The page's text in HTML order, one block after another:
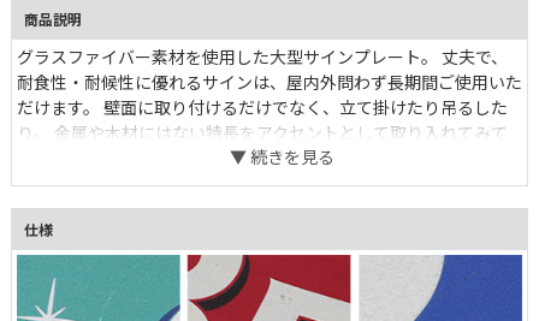
商品説明
グラスファイバー素材を使用した大型サインプレート。 丈夫で、
耐食性・耐候性に優れるサインは、屋内外問わず長期間ご使用いた
だけます。 壁面に取り付けるだけでなく、立て掛けたり吊るした
り。 金属や木材にはない特長をアクセントとして取り入れてみて
ください。 インテリアとしてもエクステリアとしても、意味や場
所にとらわれず愉しみたいプロダクトです。
仕様